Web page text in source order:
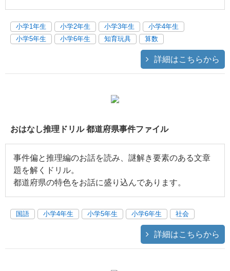
小学1年生 小学2年生 小学3年生
小学4年生
小学5年生
小学6年生 知育玩具 算数
詳細はこちらから
おはなし推理ドリル 都道府県事件ファイル
事件偏と推理編のお話を読み、謎解き要素のある文章
題を解くドリル。
都道府県の特色をお話に盛り込んであります。
国語 小学4年生 小学5年生 小学6年生 社会
詳細はこちらから